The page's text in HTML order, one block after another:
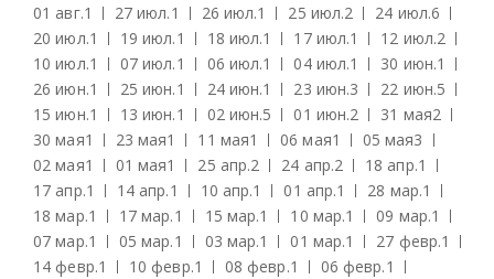
01 авг.1 27 июл.1 26 июл.1 25 июл.2 24 июл.6
20 июл.1 19 июл.1 18 июл.1 17 июл.1 12 июл.2
10 июл.1 07 июл.1 06 июл.1 04 июл.1 30 июн.1
26 июн.1 25 июн.1 24 июн.1 23 июн.3 22 июн.5
15 июн.1 13 июн.1 02 июн.5 01 июн.2 31 мая2
30 мая1 23 мая1 11 мая1 06 мая1 05 мая3
02 мая1 01 мая1 25 апр.2 24 апр.2 18 апр.1
17 апр.1 14 апр.1 10 апр.1 01 апр.1 28 мар.1
18 мар.1 17 мар.1 15 мар.1 10 мар.1 09 мар.1
07 мар.1 05 мар.1 03 мар.1 01 мар.1 27 февр.1
14 февр.1 10 февр.1 08 февр.1 06 февр.1